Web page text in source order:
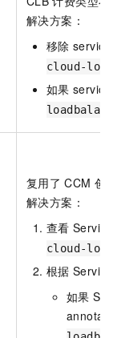
解决方案：
移除 service
cloud-
如果 service
复用了 CCM 创
解决方案：
查看
cloud-
根据 Service
如果